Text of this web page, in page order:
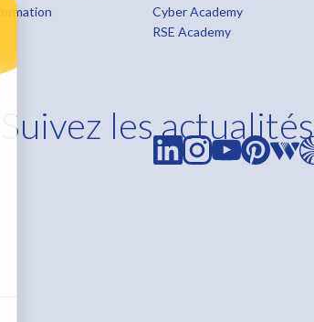
formation
Cyber Academy
RSE Academy
Suivez les